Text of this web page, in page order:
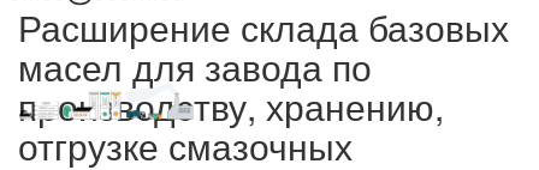
Расширение склада базовых
масел для завода по
производству, хранению,
отгрузке смазочных